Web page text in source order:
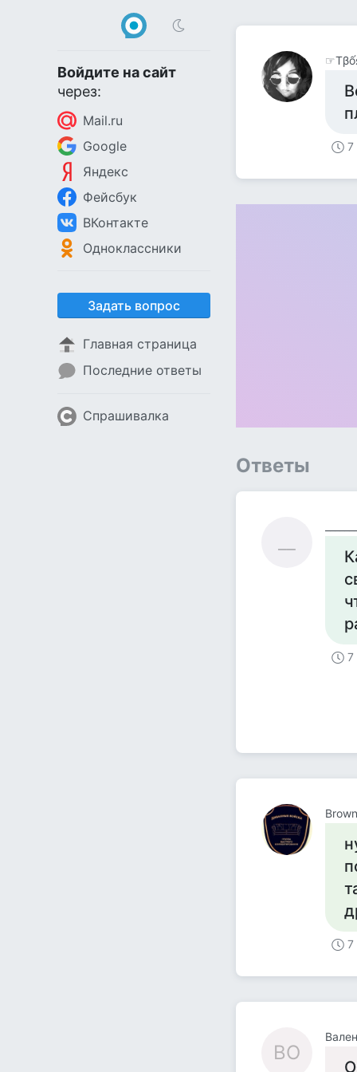
Войдите на сайт
через:
Mail.ru
Google
Яндекс
Фейсбук
ВКонтакте
Одноклассники
Задать вопрос
Главная страница
Последние ответы
Спрашивалка
7
Ответы
7
7
ВО